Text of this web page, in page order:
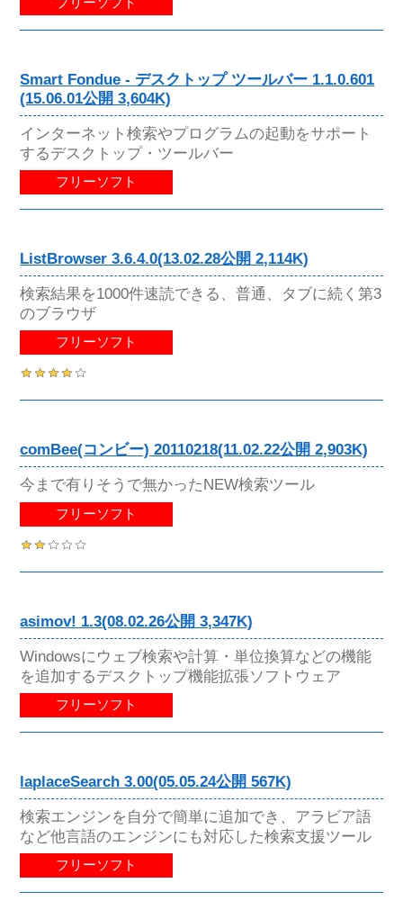
Smart Fondue - デスクトップ ツールバー 1.1.0.601
(15.06.01公開 3,604K)
インターネット検索やプログラムの起動をサポート
するデスクトップ・ツールバー
フリーソフト
ListBrowser 3.6.4.0(13.02.28公開 2,114K)
検索結果を1000件速読できる、普通、タブに続く第3
のブラウザ
フリーソフト
comBee(コンビー) 20110218(11.02.22公開 2,903K)
今まで有りそうで無かったNEW検索ツール
フリーソフト
asimov! 1.3(08.02.26公開 3,347K)
Windowsにウェブ検索や計算・単位換算などの機能
を追加するデスクトップ機能拡張ソフトウェア
フリーソフト
laplaceSearch 3.00(05.05.24公開 567K)
検索エンジンを自分で簡単に追加でき、アラビア語
など他言語のエンジンにも対応した検索支援ツール
フリーソフト